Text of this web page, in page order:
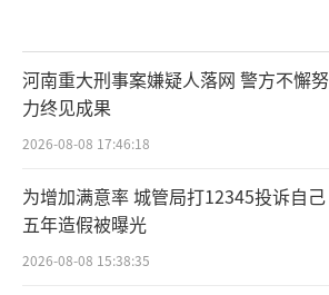
河南重大刑事案嫌疑人落网 警方不懈努
力终见成果
2026-08-08 17:46:18
为增加满意率 城管局打12345投诉自己
五年造假被曝光
2026-08-08 15:38:35